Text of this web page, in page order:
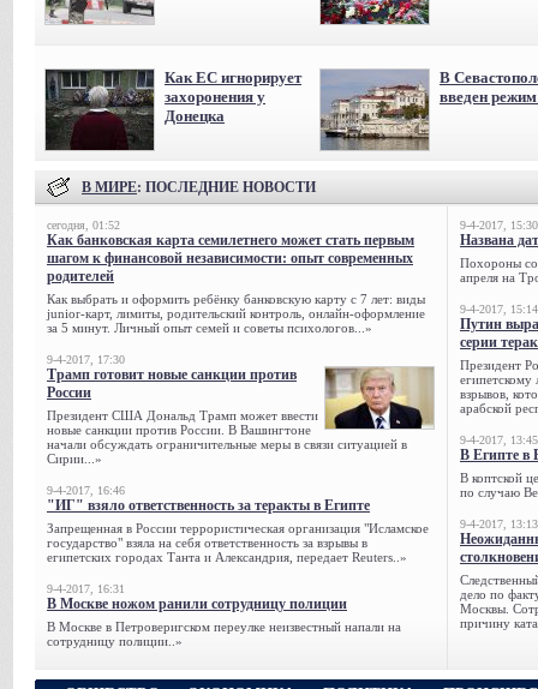
Как ЕС игнорирует
захоронения у
Донецка
В
введен
В МИРЕ: ПОСЛЕДНИЕ НОВОСТИ
сегодня, 01:52
Как банковская карта семилетнего может стать первым
шагом к финансовой независимости: опыт современных
родителей
Как выбрать и оформить ребёнку банковскую карту с 7 лет: виды
junior-карт, лимиты, родительский контроль, онлайн-оформление
за 5 минут. Личный опыт семей и советы психологов...»
9-4-2017, 17:30
Трамп готовит новые санкции против
России
Президент США Дональд Трамп может ввести
новые санкции против России. В Вашингтоне
начали обсуждать ограничительные меры в связи ситуацией в
Сирии...»
9-4-2017, 16:46
"ИГ" взяло ответственность за теракты в Египте
Запрещенная в России террористическая организация "Исламское
государство" взяла на себя ответственность за взрывы в
египетских городах Танта и Александрия, передает Reuters..»
9-4-2017, 16:31
В Москве ножом ранили сотрудницу полиции
В Москве в Петроверигском переулке неизвестный напали на
сотрудницу полиции..»
9-4-2017, 15:30
Названа
Похороны
апреля на
9-4-2017, 15:14
Путин
серии
Президент
египетскому
взрывов,
арабской
9-4-2017, 13:45
В Египте в
В коптской
по случаю
9-4-2017, 13:13
дело по
Москвы.
причину